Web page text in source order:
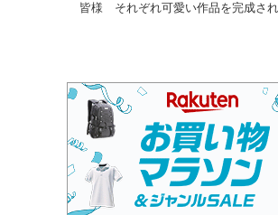
皆様 それぞれ可愛い作品を完成され